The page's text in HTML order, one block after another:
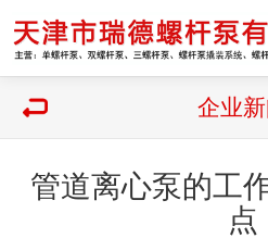
企业
管道离心泵的工
点